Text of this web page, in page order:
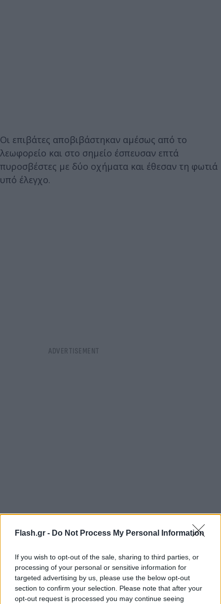
Flash.gr - Do Not Process My Personal Information
If you wish to opt-out of the sale, sharing to third parties, or
processing of your personal or sensitive information for
targeted advertising by us, please use the below opt-out
section to confirm your selection. Please note that after your
opt-out request is processed you may continue seeing
Οι επιβάτες αποβιβάστηκαν αμέσως από το
λεωφορείο και στο σημείο έσπευσαν επτά
πυροσβέστες με δύο οχήματα και έθεσαν τη φωτιά
υπό έλεγχο.
Σε ανακοίνωση του ΟΑΣΘ αναφέρεται ότι μικρής
έκτασης φωτιά εκδηλώθηκε σήμερα το πρωί, σε
οδού Μεγάλου Αλεξάνδρου. Η φωτιά εκδηλώθηκε
περίπου στις 09:30, μετά από βραχυκύκλωμα στο
πίσω μέρος του λεωφορείου, στις καλωδιώσεις.